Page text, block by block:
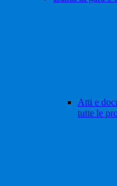
Atti e
tutte le